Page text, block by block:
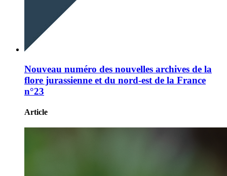
Nouveau numéro des nouvelles archives de la
flore jurassienne et du nord-est de la France
n°23
Article